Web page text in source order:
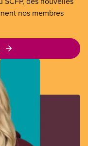
nos membres